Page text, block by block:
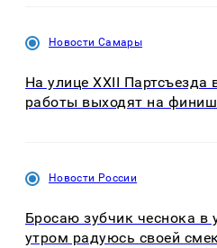
Новости Самары
На улице XXII
работы выходят на
Новости России
Бросаю зубчик чеснока в
утром радуюсь своей